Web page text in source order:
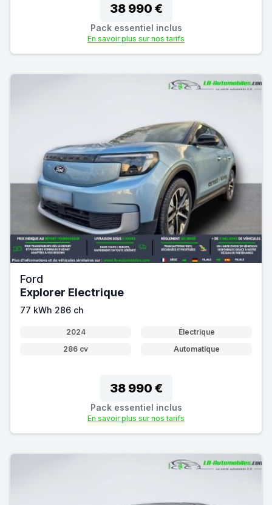
38 990 €
Pack essentiel inclus
En savoir plus sur nos tarifs
Ford
Explorer Electrique
77 kWh 286 ch
2024
Électrique
286 cv
Automatique
38 990 €
Pack essentiel inclus
En savoir plus sur nos tarifs